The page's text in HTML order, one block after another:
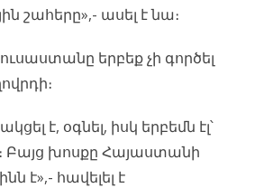
շահերը»,- ասել է նա։
երբեք չի գործել
է, օգնել, իսկ երբեմն էլ՝
Բայց խոսքը Հայաստանի
է»,- հավելել է